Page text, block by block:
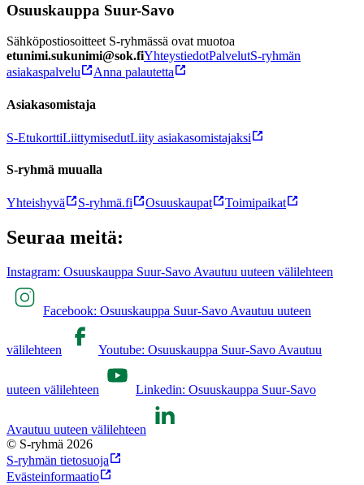
Osuuskauppa Suur-Savo
Sähköpostiosoitteet S-ryhmässä ovat muotoa
etunimi.sukunimi@sok.fiYhteystiedotPalvelutS-ryhmän
asiakaspalvelu
Anna palautetta
Asiakasomistaja
S-EtukorttiLiittymisedutLiity asiakasomistajaksi
S-ryhmä muualla
Yhteishyvä S-ryhmä.fi Osuuskaupat Toimipaikat
Seuraa meitä:
Instagram: Osuuskauppa Suur-Savo Avautuu uuteen välilehteen
Facebook: Osuuskauppa Suur-Savo Avautuu uuteen
välilehteen Youtube: Osuuskauppa Suur-Savo Avautuu
uuteen välilehteen Linkedin: Osuuskauppa Suur-Savo
Avautuu uuteen välilehteen
© S-ryhmä 2026
S-ryhmän tietosuoja
Evästeinformaatio